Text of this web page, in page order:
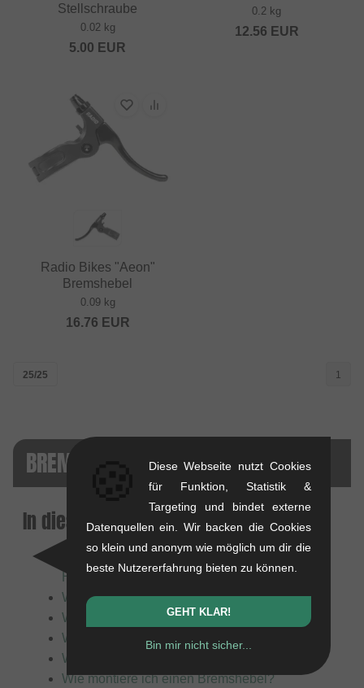
Stellschraube
0.02 kg
5.00 EUR
0.2 kg
12.56 EUR
Radio Bikes "Aeon"
Bremshebel
0.09 kg
16.76 EUR
25/25 1
BREMSHEBEL FAQ
In diesem Artikel:
Was ist ein Bremshebel und was ist sein
Hauptzweck?
Wie ist ein Bremshebel aufgebaut?
Welche Arten von Bremshebeln gibt es?
Welche Materialien kommen zum Einsatz?
Welcher Bremshebel ist der richtige für mich?
Wie montiere ich einen Bremshebel?
Diese Webseite nutzt Cookies
für Funktion, Statistik &
Targeting und bindet externe
Datenquellen ein. Wir backen die Cookies
so klein und anonym wie möglich um dir die
beste Nutzererfahrung bieten zu können.
GEHT KLAR!
Bin mir nicht sicher...